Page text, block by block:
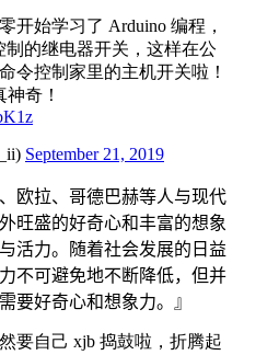
开始学习了 Arduino 编程，
制的继电器开关，这样在公
令控制家里的主机开关啦！
奇！
September 21, 2019
欧拉、哥德巴赫等人与现代
旺盛的好奇心和丰富的想象
活力。随着社会发展的日益
不可避免地不断降低，但并
要好奇心和想象力。』
要自己 xjb 捣鼓啦，折腾起